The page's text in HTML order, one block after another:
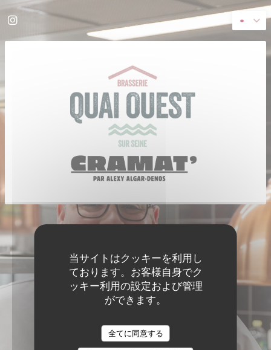
クッキー利用の管理について
当サイトはクッキーを利用し
ております。お客様自身でク
ッキー利用の設定および管理
ができます。
全てに同意する
Instagram ((新しいウィンドウで開きます))
© 2026 QUAI OUEST — このレストランウェブサイトの作成者 ZENCHEF((新しい
免責
((新しいウィンドウで開きます))
アクセシビリティ
((新しいウィ